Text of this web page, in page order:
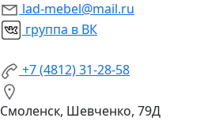
lad-mebel@mail.ru
группа в ВК
+7 (4812) 31-28-58
Смоленск, Шевченко, 79Д